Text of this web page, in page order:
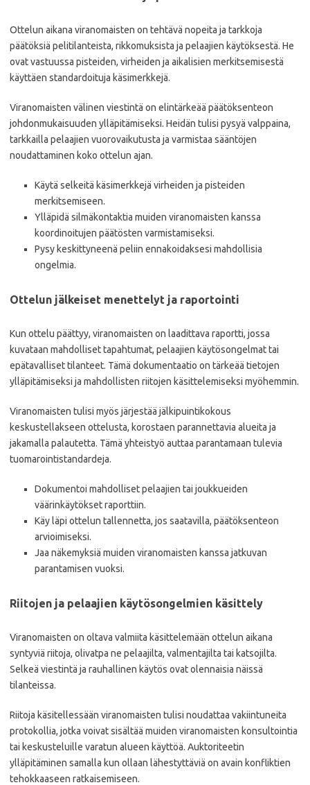
Ottelun aikana viranomaisten on tehtävä nopeita ja tarkkoja
päätöksiä pelitilanteista, rikkomuksista ja pelaajien käytöksestä. He
ovat vastuussa pisteiden, virheiden ja aikalisien merkitsemisestä
käyttäen standardoituja käsimerkkejä.
Viranomaisten välinen viestintä on elintärkeää päätöksenteon
johdonmukaisuuden ylläpitämiseksi. Heidän tulisi pysyä valppaina,
tarkkailla pelaajien vuorovaikutusta ja varmistaa sääntöjen
noudattaminen koko ottelun ajan.
Käytä selkeitä käsimerkkejä virheiden ja pisteiden
merkitsemiseen.
Ylläpidä silmäkontaktia muiden viranomaisten kanssa
koordinoitujen päätösten varmistamiseksi.
Pysy keskittyneenä peliin ennakoidaksesi mahdollisia
ongelmia.
Ottelun jälkeiset menettelyt ja raportointi
Kun ottelu päättyy, viranomaisten on laadittava raportti, jossa
kuvataan mahdolliset tapahtumat, pelaajien käytösongelmat tai
epätavalliset tilanteet. Tämä dokumentaatio on tärkeää tietojen
ylläpitämiseksi ja mahdollisten riitojen käsittelemiseksi myöhemmin.
Viranomaisten tulisi myös järjestää jälkipuintikokous
keskustellakseen ottelusta, korostaen parannettavia alueita ja
jakamalla palautetta. Tämä yhteistyö auttaa parantamaan tulevia
tuomarointistandardeja.
Dokumentoi mahdolliset pelaajien tai joukkueiden
väärinkäytökset raporttiin.
Käy läpi ottelun tallennetta, jos saatavilla, päätöksenteon
arvioimiseksi.
Jaa näkemyksiä muiden viranomaisten kanssa jatkuvan
parantamisen vuoksi.
Riitojen ja pelaajien käytösongelmien käsittely
Viranomaisten on oltava valmiita käsittelemään ottelun aikana
syntyviä riitoja, olivatpa ne pelaajilta, valmentajilta tai katsojilta.
Selkeä viestintä ja rauhallinen käytös ovat olennaisia näissä
tilanteissa.
Riitoja käsitellessään viranomaisten tulisi noudattaa vakiintuneita
protokollia, jotka voivat sisältää muiden viranomaisten konsultointia
tai keskusteluille varatun alueen käyttöä. Auktoriteetin
ylläpitäminen samalla kun ollaan lähestyttäviä on avain konfliktien
tehokkaaseen ratkaisemiseen.